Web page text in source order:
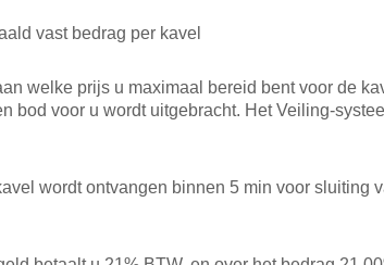
vast bedrag per kavel
welke prijs u maximaal bereid bent voor de
bod voor u wordt uitgebracht. Het Veiling-
wordt ontvangen binnen 5 min voor sluiting